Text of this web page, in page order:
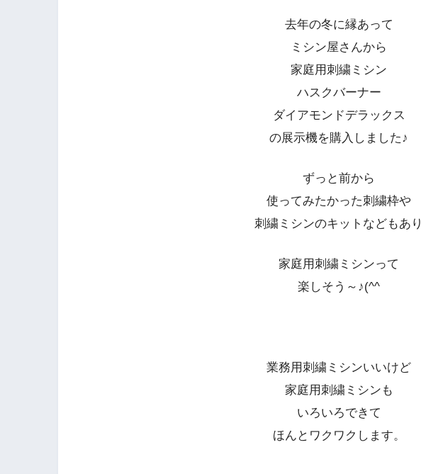
去年の冬に縁あって
ミシン屋さんから
家庭用刺繍ミシン
ハスクバーナー
ダイアモンドデラックス
の展示機を購入しました♪
ずっと前から
使ってみたかった刺繍枠や
刺繍ミシンのキットなどもあり
家庭用刺繍ミシンって
楽しそう～♪(^^
業務用刺繍ミシンいいけど
家庭用刺繍ミシンも
いろいろできて
ほんとワクワクします。